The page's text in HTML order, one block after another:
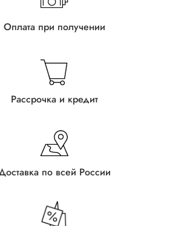
Оплата при получении
Рассрочка и кредит
по всей России